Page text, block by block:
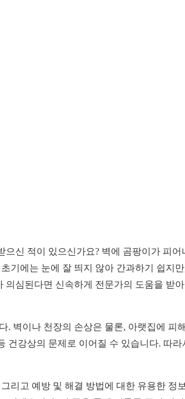
신 적이 있으신가요? 벽에 곰팡이가 피
에는 눈에 잘 띄지 않아 간과하기 쉽지
심된다면 신속하게 전문가의 도움을 받
벽이나 천장의 손상은 물론, 아랫집에 피
강상의 문제로 이어질 수 있습니다. 따
고 예방 및 해결 방법에 대한 유용한 정